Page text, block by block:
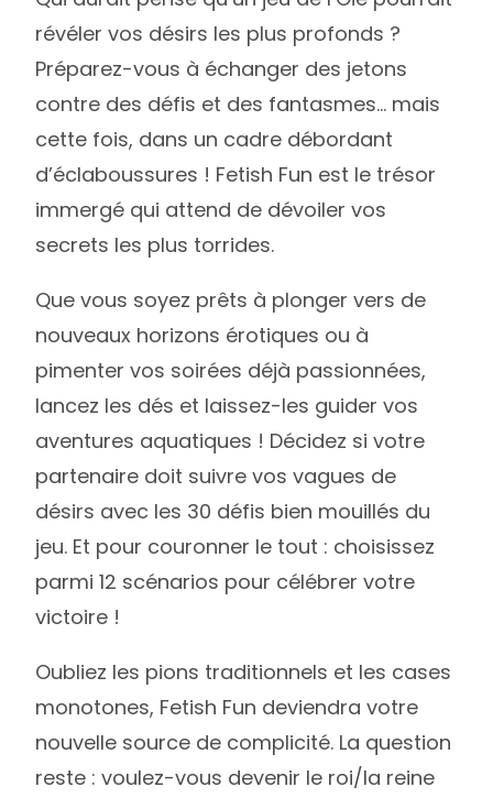
révéler vos désirs les plus profonds ?
Préparez-vous à échanger des jetons
contre des défis et des fantasmes… mais
cette fois, dans un cadre débordant
d’éclaboussures ! Fetish Fun est le trésor
immergé qui attend de dévoiler vos
secrets les plus torrides.
Que vous soyez prêts à plonger vers de
nouveaux horizons érotiques ou à
pimenter vos soirées déjà passionnées,
lancez les dés et laissez-les guider vos
aventures aquatiques ! Décidez si votre
partenaire doit suivre vos vagues de
désirs avec les 30 défis bien mouillés du
jeu. Et pour couronner le tout : choisissez
parmi 12 scénarios pour célébrer votre
victoire !
Oubliez les pions traditionnels et les cases
monotones, Fetish Fun deviendra votre
nouvelle source de complicité. La question
reste : voulez-vous devenir le roi/la reine